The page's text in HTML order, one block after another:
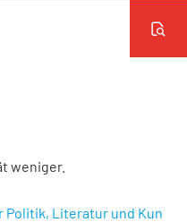
weniger.
Politik, Literatur und Kun